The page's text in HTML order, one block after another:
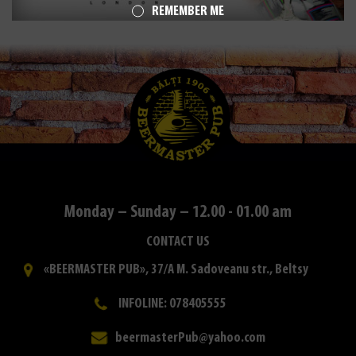
Monday – Sunday – 12.00 - 01.00 am
CONTACT US
«BEERMASTER PUB», 37/A M. Sadoveanu str., Beltsy
INFOLINE: 078405555
beermasterPub@yahoo.com
REMEMBER ME